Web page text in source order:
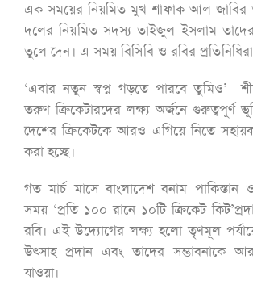
এক সময়ের নিয়মিত মুখ শাফাক আল জাবির
দলের নিয়মিত সদস্য তাইজুল ইসলাম
তুলে দেন। এ সময় বিসিবি ও রবির
‘এবার নতুন স্বপ্ন গড়তে পারবে তুমিও’
তরুণ ক্রিকেটারদের লক্ষ্য অর্জনে গুরুত্বপূর্ণ
দেশের ক্রিকেটকে আরও এগিয়ে নিতে
করা হচ্ছে।
গত মার্চ মাসে বাংলাদেশ বনাম পাকিস্তান
সময় ‘প্রতি ১০০ রানে ১০টি ক্রিকেট
রবি। এই উদ্যোগের লক্ষ্য হলো তৃণমূল
উৎসাহ প্রদান এবং তাদের সম্ভাবনাকে
যাওয়া।